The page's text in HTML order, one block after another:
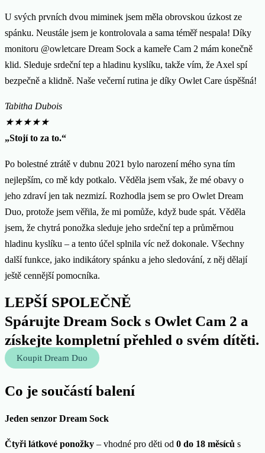
U svých prvních dvou miminek jsem měla obrovskou úzkost ze
spánku. Neustále jsem je kontrolovala a sama téměř nespala! Díky
monitoru @owletcare Dream Sock a kameře Cam 2 mám konečně
klid. Sleduje srdeční tep a hladinu kyslíku, takže vím, že Axel spí
bezpečně a klidně. Naše večerní rutina je díky Owlet Care úspěšná!
Tabitha Dubois
★★★★★
„Stojí to za to.“
Po bolestné ztrátě v dubnu 2021 bylo narození mého syna tím
nejlepším, co mě kdy potkalo. Věděla jsem však, že mé obavy o
jeho zdraví jen tak nezmizí. Rozhodla jsem se pro Owlet Dream
Duo, protože jsem věřila, že mi pomůže, když bude spát. Věděla
jsem, že chytrá ponožka sleduje jeho srdeční tep a průměrnou
hladinu kyslíku – a tento účel splnila víc než dokonale. Všechny
další funkce, jako indikátory spánku a jeho sledování, z něj dělají
ještě cennější pomocníka.
LEPŠÍ SPOLEČNĚ
Spárujte Dream Sock s Owlet Cam 2 a
získejte kompletní přehled o svém dítěti.
Koupit Dream Duo
Co je součástí balení
Jeden senzor Dream Sock
Čtyři látkové ponožky – vhodné pro děti od 0 do 18 měsíců s